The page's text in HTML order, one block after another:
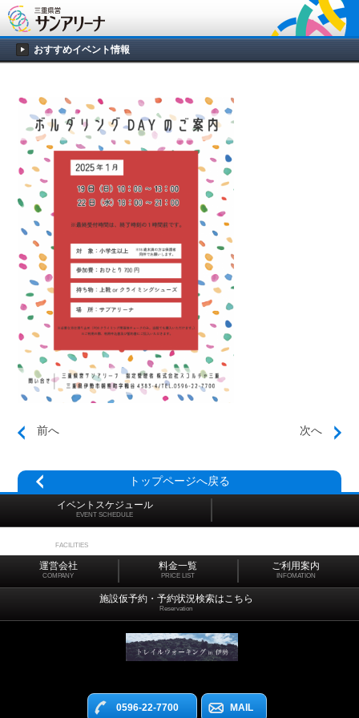
おすすめイベント情報
前へ 次へ
トップページへ戻る
イベントスケジュール
EVENT SCHEDULE
FACILITIES
運営会社
COMPANY
料金一覧
PRICE LIST
ご利用案内
INFOMATION
施設仮予約・予約状況検索はこちら
Reservation
0596-22-7700 MAIL